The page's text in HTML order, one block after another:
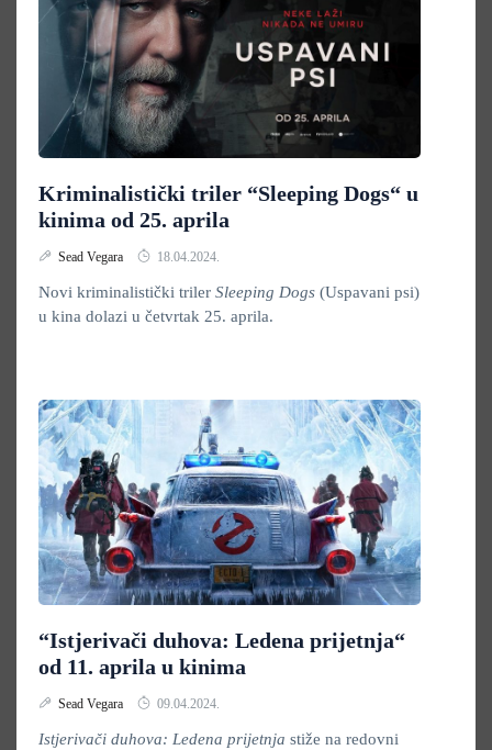
Kriminalistički triler “Sleeping Dogs“ u
kinima od 25. aprila
Sead Vegara 18.04.2024.
Novi kriminalistički triler Sleeping Dogs (Uspavani psi)
u kina dolazi u četvrtak 25. aprila.
“Istjerivači duhova: Ledena prijetnja“
od 11. aprila u kinima
Sead Vegara 09.04.2024.
Istjerivači duhova: Ledena prijetnja stiže na redovni